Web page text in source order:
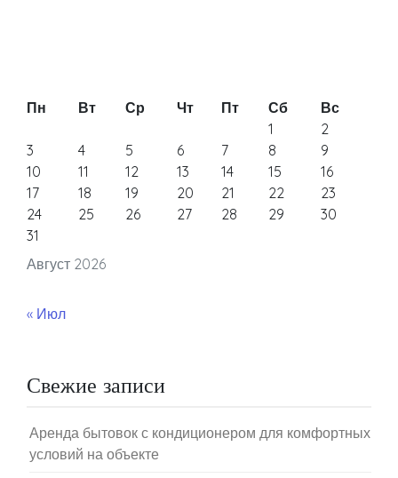
Август 2026
Пн Вт Ср Чт Пт Сб
Вс
1
2
3
4 5 6 7 8
9
10
11 12 13 14 15
16
17
18 19 20 21 22
23
24
25 26 27 28 29
30
31
« Июл
Свежие записи
Аренда бытовок с кондиционером для комфортных
условий на объекте